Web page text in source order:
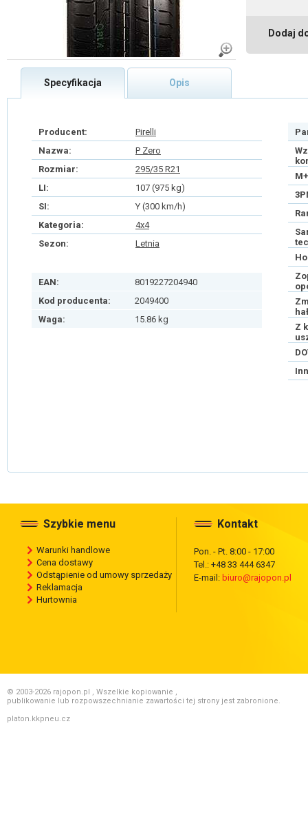
Dodaj
Specyfikacja Opis
Producent:
Pirelli
Nazwa:
P Zero
Rozmiar:
295/35 R21
LI:
107 (975 kg)
SI:
Y (300 km/h)
Kategoria:
4x4
Sezon:
Letnia
EAN:
8019227204940
Kod producenta:
2049400
Waga:
15.86 kg
Z
Szybkie menu
Warunki handlowe
Cena dostawy
Odstąpienie od umowy sprzedaży
Reklamacja
Hurtownia
Kontakt
Pon. - Pt. 8:00 - 17:00
Tel.: +48 33 444 6347
E-mail: biuro@rajopon.pl
© 2003-2026 rajopon.pl , Wszelkie kopiowanie ,
publikowanie lub rozpowszechnianie zawartości tej strony jest zabronione.
platon.kkpneu.cz